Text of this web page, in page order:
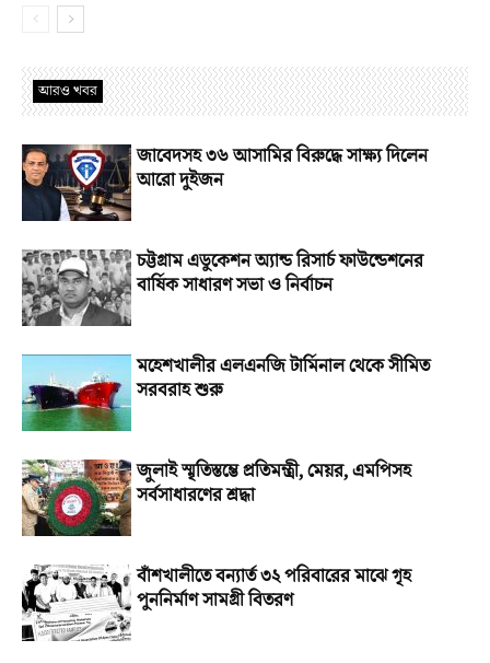
আরও খবর
জাবেদসহ ৩৬ আসামির বিরুদ্ধে সাক্ষ্য দিলেন
আরো দুইজন
চট্টগ্রাম এডুকেশন অ্যান্ড রিসার্চ ফাউন্ডেশনের
বার্ষিক সাধারণ সভা ও নির্বাচন
মহেশখালীর এলএনজি টার্মিনাল থেকে সীমিত
সরবরাহ শুরু
জুলাই স্মৃতিস্তম্ভে প্রতিমন্ত্রী, মেয়র, এমপিসহ
সর্বসাধারণের শ্রদ্ধা
বাঁশখালীতে বন্যার্ত ৩২ পরিবারের মাঝে গৃহ
পুননির্মাণ সামগ্রী বিতরণ